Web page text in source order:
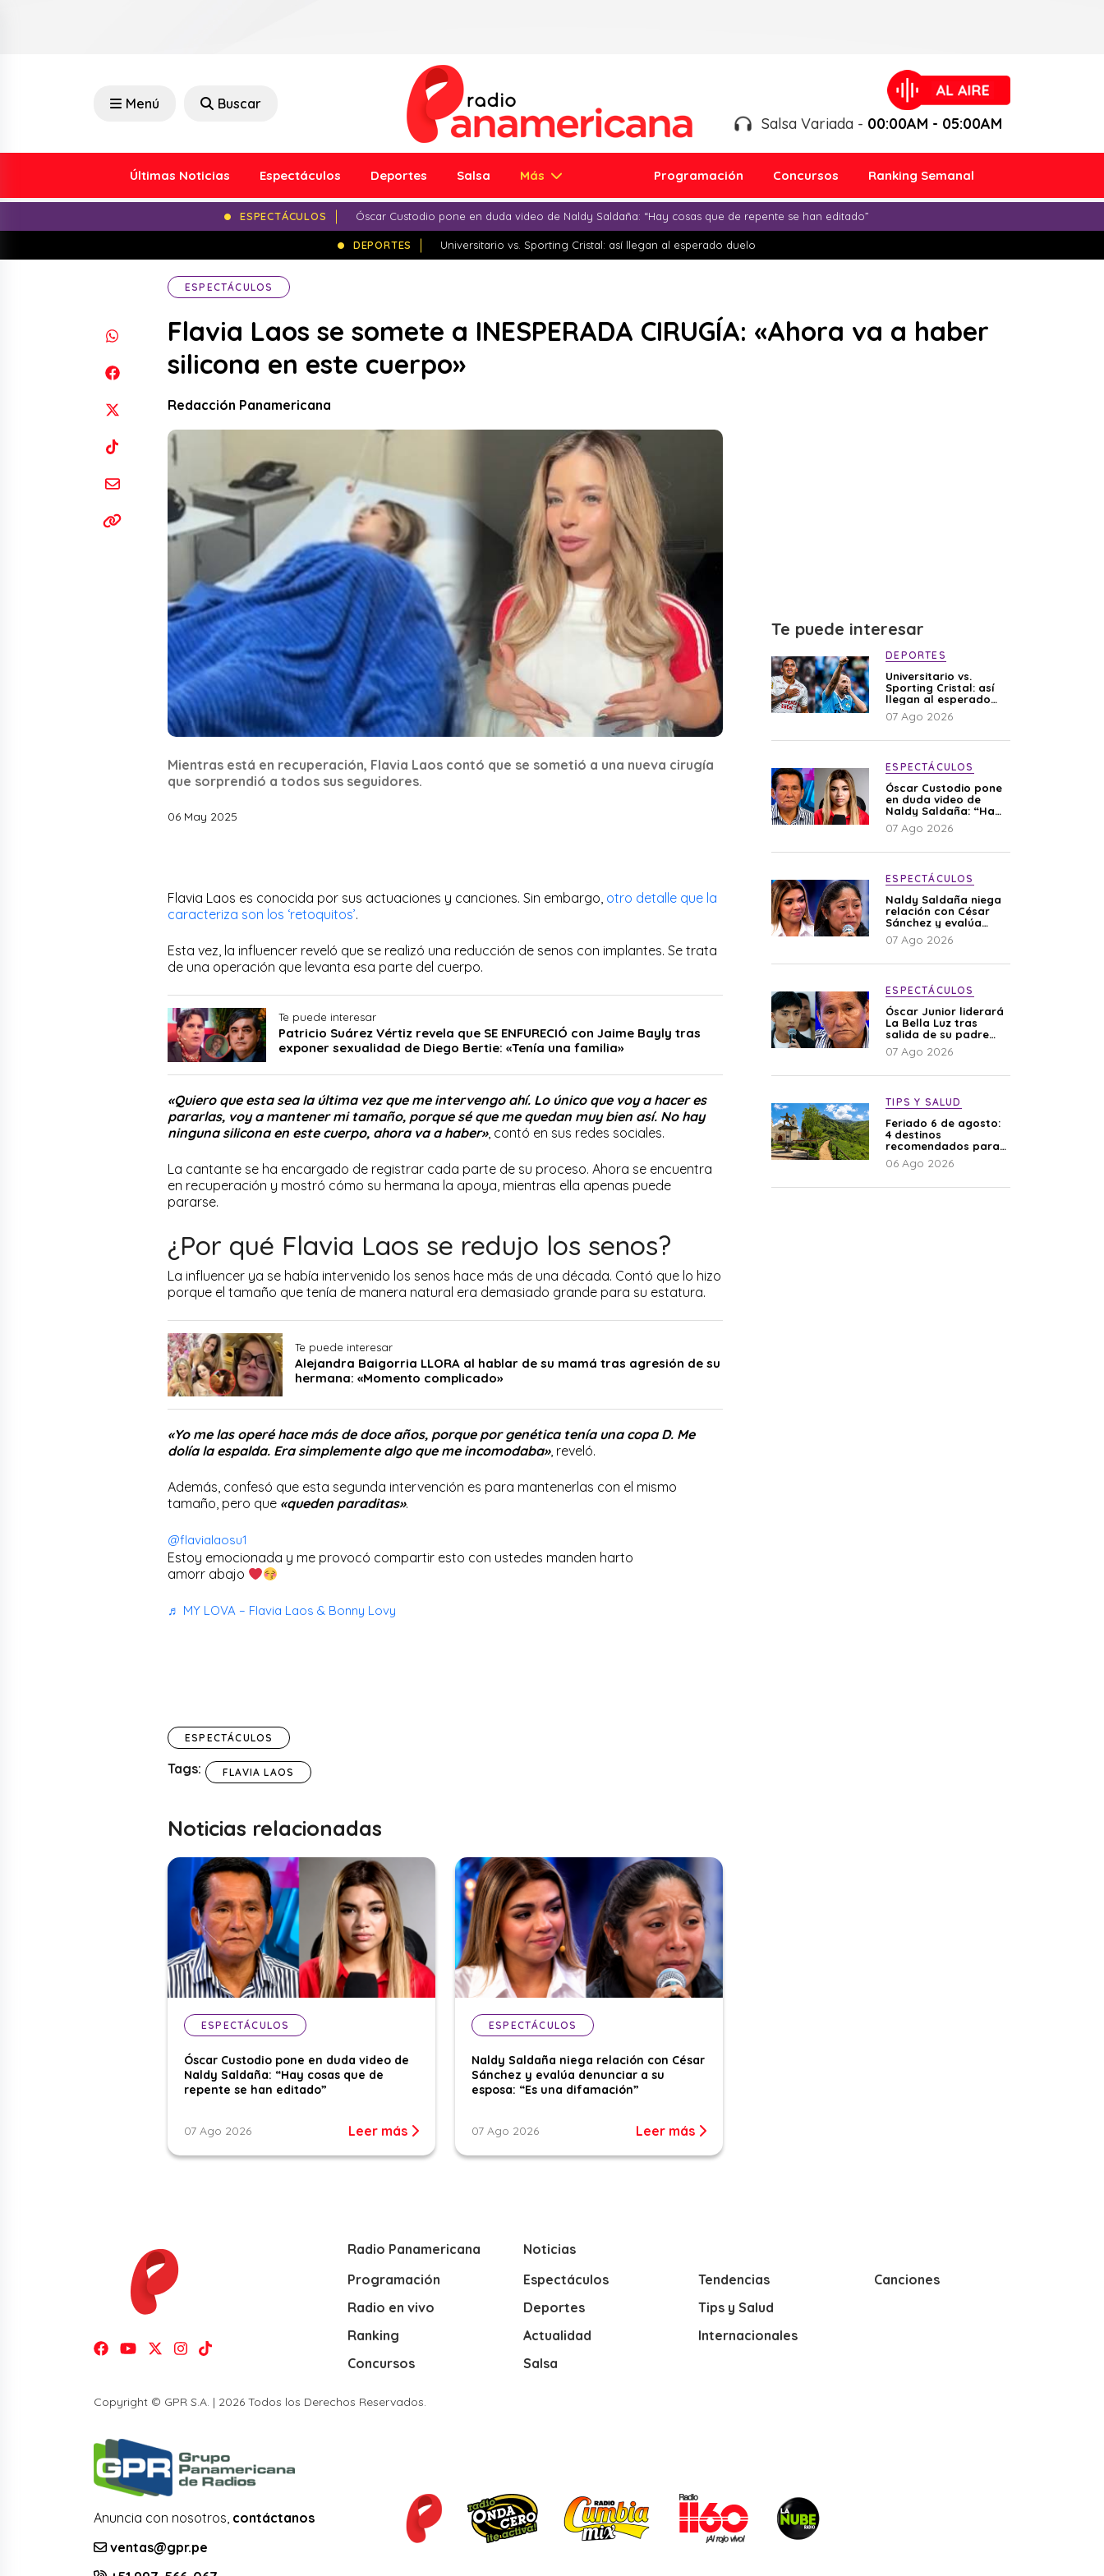
Menú Buscar
Salsa Variada - 00:00AM - 05:00AM
Últimas Noticias Espectáculos Deportes Salsa Más Programación Concursos Ranking Semanal
ESPECTÁCULOS Óscar Custodio pone en duda video de Naldy Saldaña: “Hay cosas que de repente se han editado”
DEPORTES Universitario vs. Sporting Cristal: así llegan al esperado duelo
ESPECTÁCULOS
Flavia Laos se somete a INESPERADA CIRUGÍA: «Ahora va a haber
silicona en este cuerpo»
Redacción Panamericana
Mientras está en recuperación, Flavia Laos contó que se sometió a una nueva cirugía
que sorprendió a todos sus seguidores.
06 May 2025
Flavia Laos es conocida por sus actuaciones y canciones. Sin embargo, otro detalle que la
caracteriza son los ‘retoquitos’.
Esta vez, la influencer reveló que se realizó una reducción de senos con implantes. Se trata
de una operación que levanta esa parte del cuerpo.
Te puede interesar
Patricio Suárez Vértiz revela que SE ENFURECIÓ con Jaime Bayly tras
exponer sexualidad de Diego Bertie: «Tenía una familia»
«Quiero que esta sea la última vez que me intervengo ahí. Lo único que voy a hacer es
pararlas, voy a mantener mi tamaño, porque sé que me quedan muy bien así. No hay
ninguna silicona en este cuerpo, ahora va a haber», contó en sus redes sociales.
La cantante se ha encargado de registrar cada parte de su proceso. Ahora se encuentra
en recuperación y mostró cómo su hermana la apoya, mientras ella apenas puede
pararse.
¿Por qué Flavia Laos se redujo los senos?
La influencer ya se había intervenido los senos hace más de una década. Contó que lo hizo
porque el tamaño que tenía de manera natural era demasiado grande para su estatura.
Te puede interesar
Alejandra Baigorria LLORA al hablar de su mamá tras agresión de su
hermana: «Momento complicado»
«Yo me las operé hace más de doce años, porque por genética tenía una copa D. Me
dolía la espalda. Era simplemente algo que me incomodaba», reveló.
Además, confesó que esta segunda intervención es para mantenerlas con el mismo
tamaño, pero que «queden paraditas».
@flavialaosu1
Estoy emocionada y me provocó compartir esto con ustedes manden harto
amorr abajo
♬ MY LOVA – Flavia Laos & Bonny Lovy
ESPECTÁCULOS
Tags: FLAVIA LAOS
Noticias relacionadas
ESPECTÁCULOS
Óscar Custodio pone en duda video de
Naldy Saldaña: “Hay cosas que de
repente se han editado”
07 Ago 2026 Leer más
ESPECTÁCULOS
Naldy Saldaña niega relación con César
Sánchez y evalúa denunciar a su
esposa: “Es una difamación”
07 Ago 2026 Leer más
Te puede interesar
DEPORTES
Universitario vs.
Sporting Cristal: así
llegan al esperado
duelo
07 Ago 2026
ESPECTÁCULOS
Óscar Custodio pone
en duda video de
Naldy Saldaña: “Hay
cosas que de repente
se han editado”
07 Ago 2026
ESPECTÁCULOS
Naldy Saldaña niega
relación con César
Sánchez y evalúa
denunciar a su
esposa: “Es una
07 Ago 2026
ESPECTÁCULOS
Óscar Junior liderará
La Bella Luz tras
salida de su padre
por polémica con
Naldy Saldaña
07 Ago 2026
TIPS Y SALUD
Feriado 6 de agosto:
4 destinos
recomendados para
disfrutar el descanso
06 Ago 2026
Radio Panamericana
Programación
Radio en vivo
Ranking
Concursos
Noticias
Espectáculos
Deportes
Actualidad
Salsa
Tendencias
Tips y Salud
Internacionales
Canciones
Copyright © GPR S.A. | 2026 Todos los Derechos Reservados.
Anuncia con nosotros, contáctanos
ventas@gpr.pe